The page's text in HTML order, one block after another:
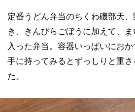
定番うどん弁当のちくわ磯部天
き、きんぴらごぼうに加えて、
入った弁当。容器いっぱいにおか
手に持ってみるとずっしりと重
た。